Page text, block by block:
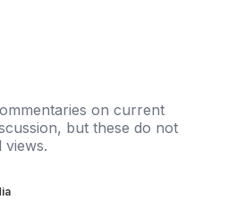
on current
but these do not
views.